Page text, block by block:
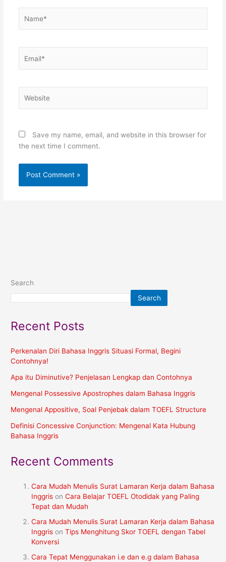
Save my name, email, and website in this browser for
the next time I comment.
Search
Search
Recent Posts
Perkenalan Diri Bahasa Inggris Situasi Formal, Begini
Contohnya!
Apa itu Diminutive? Penjelasan Lengkap dan Contohnya
Mengenal Possessive Apostrophes dalam Bahasa Inggris
Mengenal Appositive, Soal Penjebak dalam TOEFL Structure
Definisi Concessive Conjunction: Mengenal Kata Hubung
Bahasa Inggris
Recent Comments
Cara Mudah Menulis Surat Lamaran Kerja dalam Bahasa
Inggris onCara Belajar TOEFL Otodidak yang Paling
Tepat dan Mudah
Cara Mudah Menulis Surat Lamaran Kerja dalam Bahasa
Inggris onTips Menghitung Skor TOEFL dengan Tabel
Konversi
Cara Tepat Menggunakan i.e dan e.g dalam Bahasa